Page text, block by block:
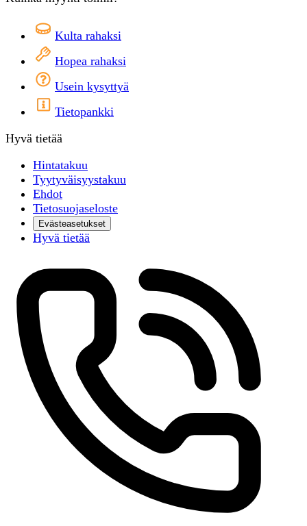
Kulta rahaksi
Hopea rahaksi
Usein kysyttyä
Tietopankki
Hyvä tietää
Hintatakuu
Tyytyväisyystakuu
Ehdot
Tietosuojaseloste
Evästeasetukset
Hyvä tietää